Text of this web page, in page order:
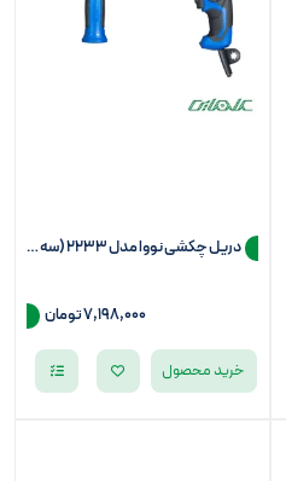
دریل چکشی نووا مدل 2233 (سه نظام 13)
7,198,000تومان
خرید محصول